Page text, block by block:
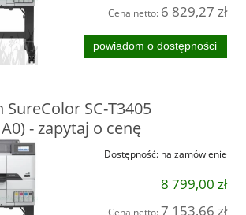
Cena netto: 6 829,27 zł
powiadom o dostępności
SureColor SC-T3405
- zapytaj o cenę
Dostępność: na zamówienie
8 799,00 zł
7 153,66 zł